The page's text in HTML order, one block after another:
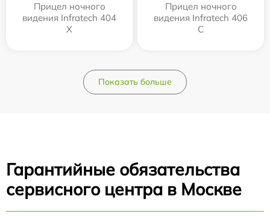
Прицел ночного
видения Infratech 404
Х
Прицел ночного
видения Infratech 406
С
Показать больше
Гарантийные обязательства
сервисного центра в Москве